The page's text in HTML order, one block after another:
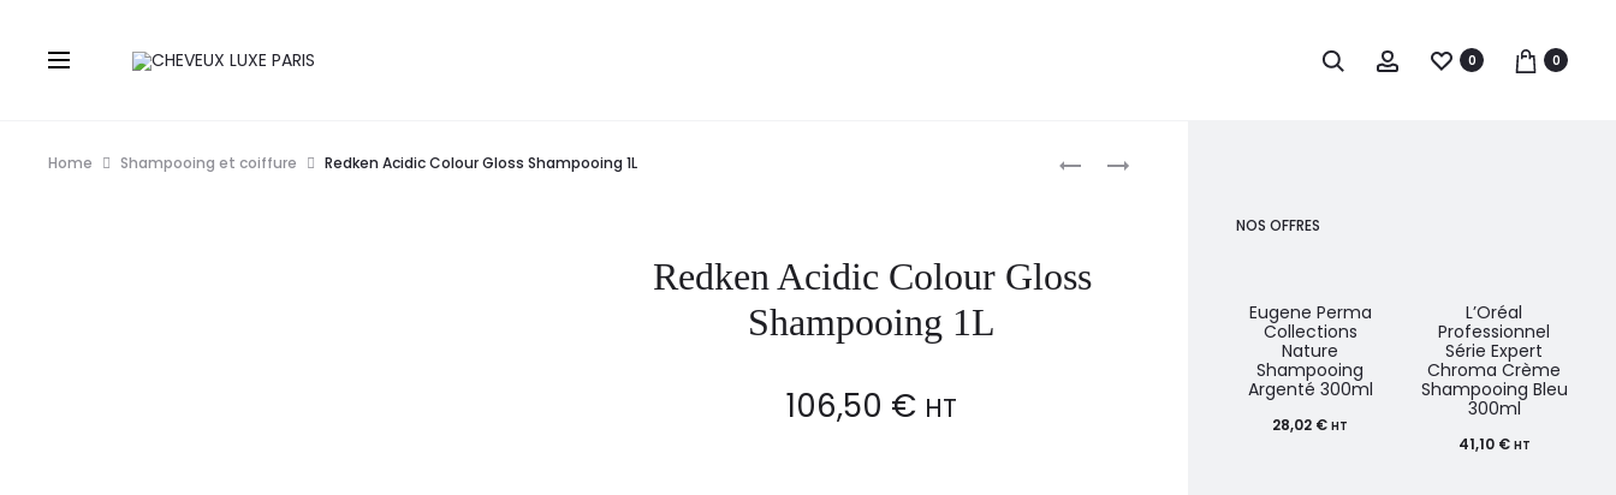
0 0
Product
navigation
SCHWARZKOPF
BALANCE
INTENSIF
Home Shampooing et coiffure Redken Acidic Colour Gloss Shampooing 1L
Redken Acidic Colour Gloss
Shampooing 1L
106,50 € HT
NOS OFFRES
Eugene Perma
Collections
Nature
Shampooing
Argenté 300ml
28,02 € HT
L’Oréal
Professionnel
Série Expert
Chroma Crème
Shampooing Bleu
300ml
41,10 € HT